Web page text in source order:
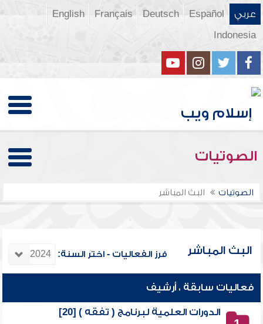
عربي Español
Deutsch
Français
English
Indonesia
الصوتيات
الصوتيات البث المباشر
البث المباشر فرز الفعاليات - اختر السنة:
فعاليات سابقة ، أرشيف
الدورات العلمية لبرنامج ( تفقه ) [20]